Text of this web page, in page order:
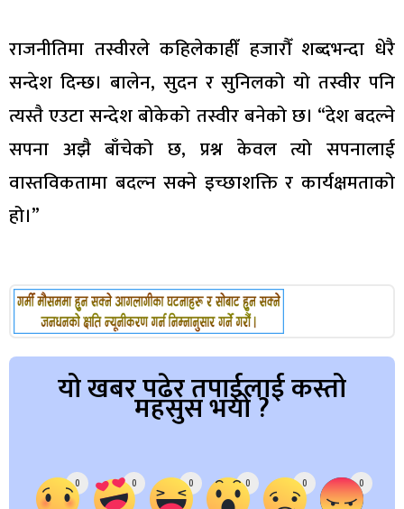
राजनीतिमा तस्वीरले कहिलेकाहीँ हजारौँ शब्दभन्दा धेरै
सन्देश दिन्छ। बालेन, सुदन र सुनिलको यो तस्वीर पनि
त्यस्तै एउटा सन्देश बोकेको तस्वीर बनेको छ। “देश बदल्ने
सपना अझै बाँचेको छ, प्रश्न केवल त्यो सपनालाई
वास्तविकतामा बदल्न सक्ने इच्छाशक्ति र कार्यक्षमताको
हो।”
यो खबर पढेर तपाईलाई कस्तो
महसुस भयो ?
0 0 0 0 0 0